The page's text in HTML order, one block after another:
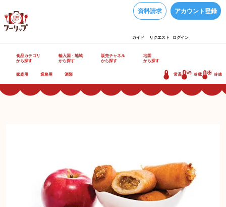
資料請求 アカウント登録
ガイド リクエスト ログイン
食品カテゴリ
から探す
輸入国・地域
から探す
販売チャネル
から探す
地図
から探す
家庭用 業務用 酒類 常温 冷蔵 冷凍